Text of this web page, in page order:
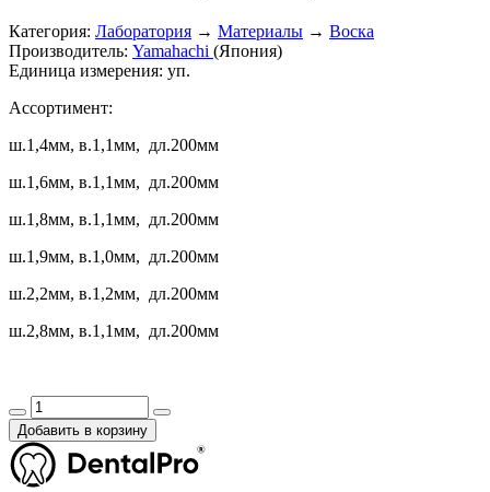
Категория: Лаборатория → Материалы → Воска
Производитель: Yamahachi (Япония)
Единица измерения: уп.
Ассортимент:
ш.1,4мм, в.1,1мм, дл.200мм
ш.1,6мм, в.1,1мм, дл.200мм
ш.1,8мм, в.1,1мм, дл.200мм
ш.1,9мм, в.1,0мм, дл.200мм
ш.2,2мм, в.1,2мм, дл.200мм
ш.2,8мм, в.1,1мм, дл.200мм
Добавить в корзину